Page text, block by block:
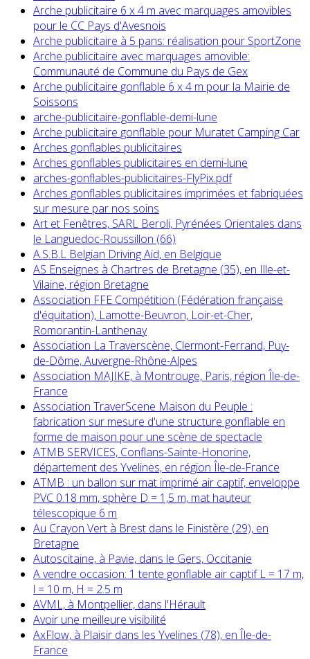
Arche publicitaire 6 x 4 m avec marquages amovibles
pour le CC Pays d'Avesnois
Arche publicitaire à 5 pans: réalisation pour SportZone
Arche publicitaire avec marquages amovible:
Communauté de Commune du Pays de Gex
Arche publicitaire gonflable 6 x 4 m pour la Mairie de
Soissons
arche-publicitaire-gonflable-demi-lune
Arche publicitaire gonflable pour Muratet Camping Car
Arches gonflables publicitaires
Arches gonflables publicitaires en demi-lune
arches-gonflables-publicitaires-FlyPix.pdf
Arches gonflables publicitaires imprimées et fabriquées
sur mesure par nos soins
Art et Fenêtres, SARL Beroli, Pyrénées Orientales dans
le Languedoc-Roussillon (66)
A.S.B.L Belgian Driving Aid, en Belgique
AS Enseignes à Chartres de Bretagne (35), en Ille-et-
Vilaine, région Bretagne
Association FFE Compétition (Fédération française
d'équitation), Lamotte-Beuvron, Loir-et-Cher,
Romorantin-Lanthenay
Association La Traverscène, Clermont-Ferrand, Puy-
de-Dôme, Auvergne-Rhône-Alpes
Association MAJIKE, à Montrouge, Paris, région Île-de-
France
Association TraverScene Maison du Peuple :
fabrication sur mesure d'une structure gonflable en
forme de maison pour une scène de spectacle
ATMB SERVICES, Conflans-Sainte-Honorine,
département des Yvelines, en région Île-de-France
ATMB : un ballon sur mat imprimé air captif, enveloppe
PVC 0.18 mm, sphère D = 1,5 m, mat hauteur
télescopique 6 m
Au Crayon Vert à Brest dans le Finistère (29), en
Bretagne
Autoscitaine, à Pavie, dans le Gers, Occitanie
A vendre occasion: 1 tente gonflable air captif L = 17 m,
l = 10 m, H = 2.5 m
AVML, à Montpellier, dans l'Hérault
Avoir une meilleure visibilité
AxFlow, à Plaisir dans les Yvelines (78), en Île-de-
France